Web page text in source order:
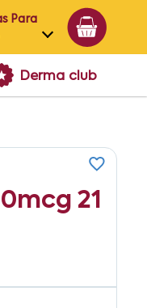
Para
Derma club
21